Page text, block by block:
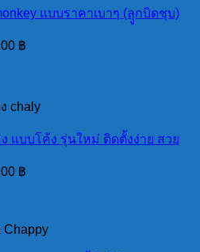
แบบราคาเบาๆ (ลุูกบิดชุบ)
฿
chaly
แบบโค้ง รุ่นใหม่ ติดตั้งง่าย สวย
฿
Chappy